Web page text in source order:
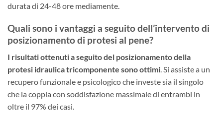
durata di 24-48 ore mediamente.
Quali sono i vantaggi a seguito dell’intervento di
posizionamento di protesi al pene?
I risultati ottenuti a seguito del posizionamento della
protesi idraulica tricomponente sono ottimi. Si assiste a un
recupero funzionale e psicologico che investe sia il singolo
che la coppia con soddisfazione massimale di entrambi in
oltre il 97% dei casi.